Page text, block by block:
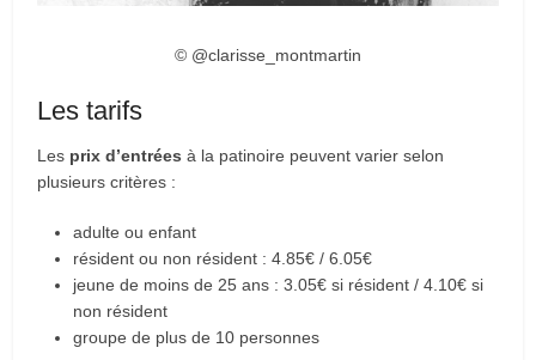
© @clarisse_montmartin
Les tarifs
Les prix d’entrées à la patinoire peuvent varier selon
plusieurs critères :
adulte ou enfant
résident ou non résident : 4.85€ / 6.05€
jeune de moins de 25 ans : 3.05€ si résident / 4.10€ si
non résident
groupe de plus de 10 personnes